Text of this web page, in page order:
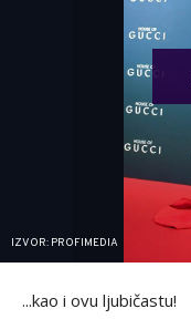
IZVOR: PROFIMEDIA
...kao i ovu ljubičastu!